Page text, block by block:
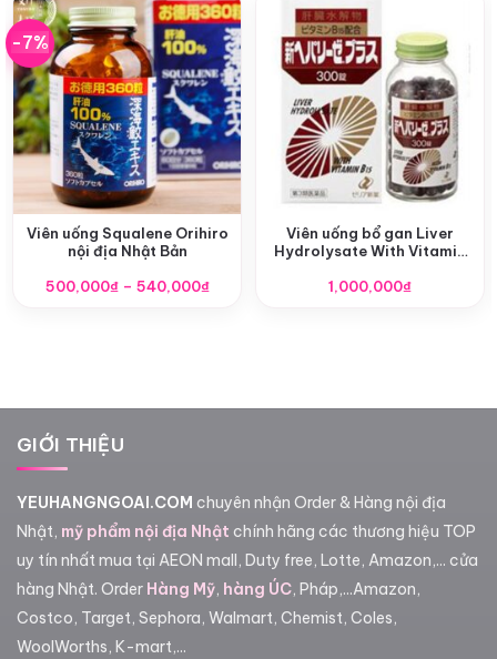
-7%
Viên uống Squalene Orihiro
nội địa Nhật Bản
500,000₫ – 540,000₫Khoảng
Viên uống bổ gan Liver
Hydrolysate With Vitamin
1,000,000₫
GIỚI THIỆU
YEUHANGNGOAI.COM chuyên nhận Order & Hàng nội địa
Nhật, mỹ phẩm nội địa Nhật chính hãng các thương hiệu TOP
uy tín nhất mua tại AEON mall, Duty free, Lotte, Amazon,... cửa
hàng Nhật. Order Hàng Mỹ, hàng ÚC, Pháp,...Amazon,
Costco, Target, Sephora, Walmart, Chemist, Coles,
WoolWorths, K-mart,...